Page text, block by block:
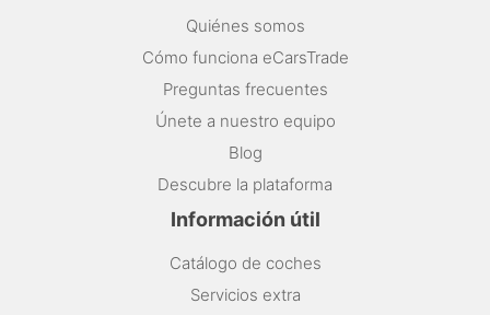
Quiénes somos
Cómo funciona eCarsTrade
Preguntas frecuentes
Únete a nuestro equipo
Blog
Descubre la plataforma
Información útil
Catálogo de coches
Servicios extra